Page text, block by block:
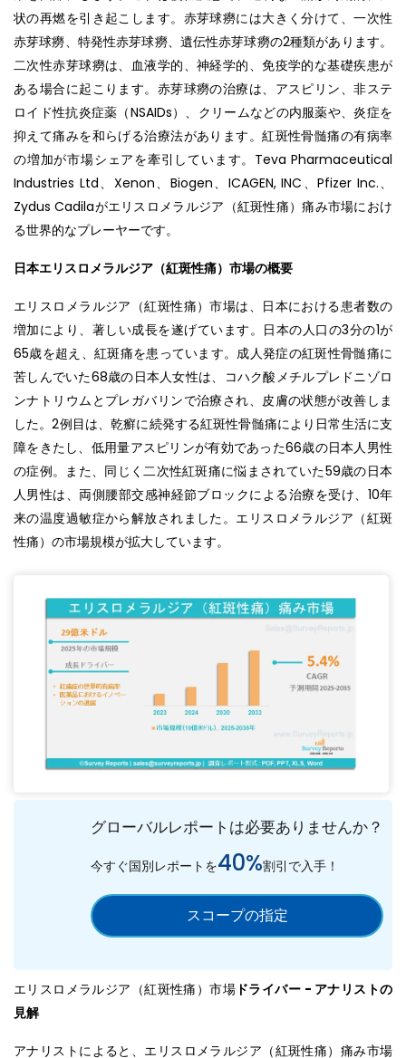
状の再燃を引き起こします。赤芽球癆には大きく分けて、一次性
赤芽球癆、特発性赤芽球癆、遺伝性赤芽球癆の2種類があります。
二次性赤芽球癆は、血液学的、神経学的、免疫学的な基礎疾患が
ある場合に起こります。赤芽球癆の治療は、アスピリン、非ステ
ロイド性抗炎症薬（NSAIDs）、クリームなどの内服薬や、炎症を
抑えて痛みを和らげる治療法があります。紅斑性骨髄痛の有病率
の増加が市場シェアを牽引しています。Teva Pharmaceutical
Industries Ltd、Xenon、Biogen、ICAGEN, INC、Pfizer Inc.、
Zydus Cadilaがエリスロメラルジア（紅斑性痛）痛み市場におけ
る世界的なプレーヤーです。
日本エリスロメラルジア（紅斑性痛）市場の概要
エリスロメラルジア（紅斑性痛）市場は、日本における患者数の
増加により、著しい成長を遂げています。日本の人口の3分の1が
65歳を超え、紅斑痛を患っています。成人発症の紅斑性骨髄痛に
苦しんでいた68歳の日本人女性は、コハク酸メチルプレドニゾロ
ンナトリウムとプレガバリンで治療され、皮膚の状態が改善しま
した。2例目は、乾癬に続発する紅斑性骨髄痛により日常生活に支
障をきたし、低用量アスピリンが有効であった66歳の日本人男性
の症例。また、同じく二次性紅斑痛に悩まされていた59歳の日本
人男性は、両側腰部交感神経節ブロックによる治療を受け、10年
来の温度過敏症から解放されました。エリスロメラルジア（紅斑
性痛）の市場規模が拡大しています。
グローバルレポートは必要ありませんか？
今すぐ国別レポートを40%割引で入手！
スコープの指定
エリスロメラルジア（紅斑性痛）市場 ドライバー - アナリストの
見解
アナリストによると、エリスロメラルジア（紅斑性痛）痛み市場